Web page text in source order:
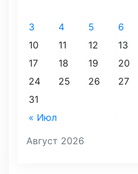
Август 2026
« Июл
3
4 5 6
10
11 12 13
17
18 19 20
24
25 26 27
31